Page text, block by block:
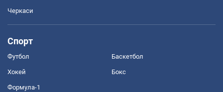
Черкаси
Спорт
Футбол Баскетбол
Хокей Бокс
Формула-1